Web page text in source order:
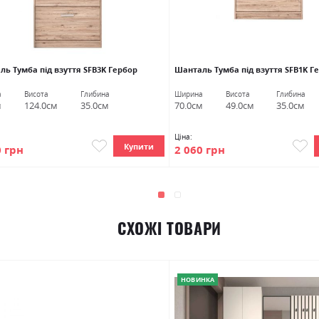
Тумба під взуття SFB3K Гербор
Висота
124.0см
Глибина
35.0см
грн Купити
Шанталь Тумба під взуття SFB1K
Ширина
70.0см
Висота
49.0см
Глибина
35.0см
Ціна:
2 060 грн
СХОЖІ ТОВАРИ
НОВИНКА